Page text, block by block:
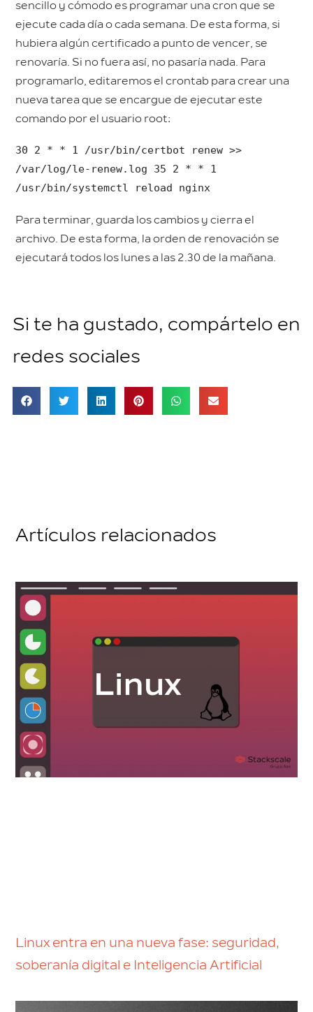
sencillo y cómodo es programar una cron que se
ejecute cada día o cada semana. De esta forma, si
hubiera algún certificado a punto de vencer, se
renovaría. Si no fuera así, no pasaría nada. Para
programarlo, editaremos el crontab para crear una
nueva tarea que se encargue de ejecutar este
comando por el usuario root:
30 2 * * 1 /usr/bin/certbot renew >>
/var/log/le-renew.log 35 2 * * 1
/usr/bin/systemctl reload nginx
Para terminar, guarda los cambios y cierra el
archivo. De esta forma, la orden de renovación se
ejecutará todos los lunes a las 2.30 de la mañana.
Si te ha gustado, compártelo en
redes sociales
Artículos relacionados
Linux entra en una nueva fase: seguridad,
soberanía digital e Inteligencia Artificial